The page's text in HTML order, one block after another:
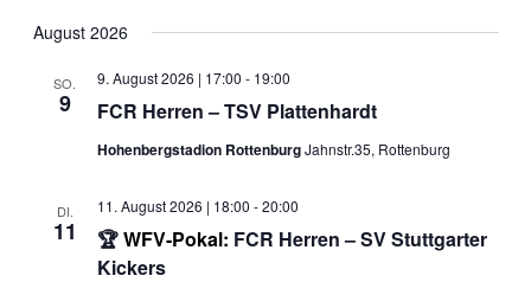
und
wählen.
August 2026
SO.
9 FCR Herren – TSV Plattenhardt
9. August 2026 | 17:00 - 19:00
Hohenbergstadion RottenburgJahnstr.35, Rottenburg
DI.
11 🏆WFV-Pokal: FCR Herren – SV Stuttgarter
Kickers
11. August 2026 | 18:00 -20:00